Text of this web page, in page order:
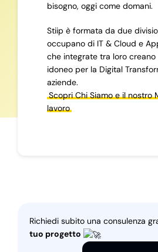
bisogno, oggi come domani.
Stiip è formata da due
occupano di IT & Cloud e
che integrate tra loro
idoneo per la Digital
aziende.
Scopri Chi Siamo e il nostro
lavoro
Richiedi subito una consulenza
tuo progetto